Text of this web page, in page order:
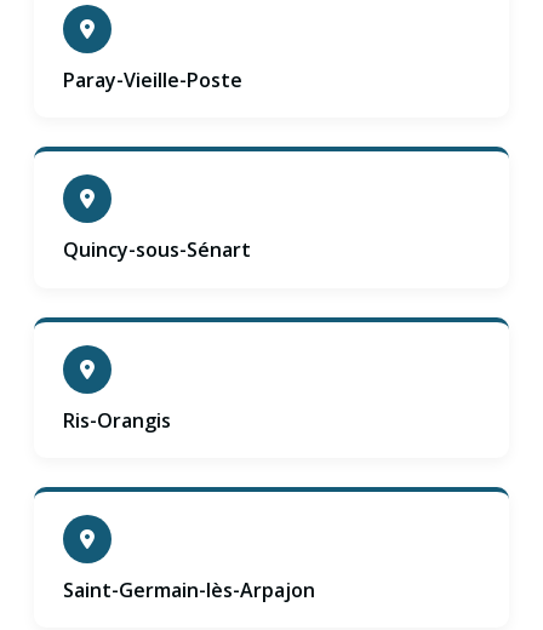
Paray-Vieille-Poste
Quincy-sous-Sénart
Ris-Orangis
Saint-Germain-lès-Arpajon